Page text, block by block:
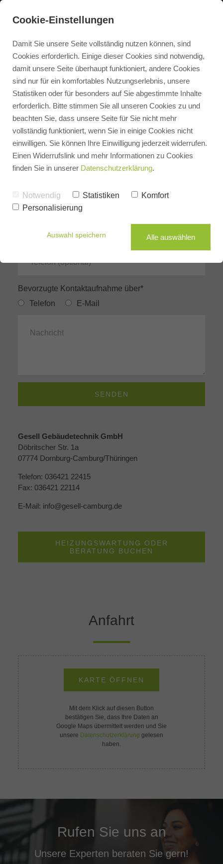
info@gesell-camburg.de
Terminbuchung
3D Badplaner
Kontakt
Nutzen Sie unser Kontaktformular, um uns eine Nachricht
zu senden.
Bevorzugte Kontaktaufnahme über*
Telefon
E-Mail
SENDEN
Gesell Gebäudetechnik GmbH
Döbritscher Str. 1a
07774 Dornburg-Camburg/Thüringen
Telefon: 036421 22415
Fax: 036421 22114
E-Mail: info@gesell-camburg.de
HEIZUNGSWARTUNG ODER
BERATUNG BUCHEN
Anfahrt
KARTE ÖFFNEN
Mit dem Klick auf diesen Button
bestätigen Sie, dass Ihre Daten an
Google Maps übermittelt werden und Sie
unsere Datenschutzerklärung gelesen
haben.
Rufen Sie uns an
Unsere Experten beraten Sie gern!
Cookie-Einstellungen
Damit Sie unsere Seite vollständig nutzen können, sind
Cookies erforderlich. Einige dieser Cookies sind notwendig,
damit unsere Seite überhaupt funktioniert, andere Cookies
sind nur für ein komfortables Nutzungserlebnis, unsere
Statistiken oder für besonders auf Sie abgestimmte Inhalte
erforderlich. Bitte stimmen Sie all unseren Cookies zu und
beachten Sie, dass unsere Seite für Sie nicht mehr
vollständig funktioniert, wenn Sie in einige Cookies nicht
einwilligen. Sie können Ihre Einwilligung jederzeit widerrufen.
Einen Widerrufslink und mehr Informationen zu Cookies
finden Sie in unserer Datenschutzerklärung.
Notwendig Statistiken
Komfort
Personalisierung
Auswahl speichern Alle auswählen